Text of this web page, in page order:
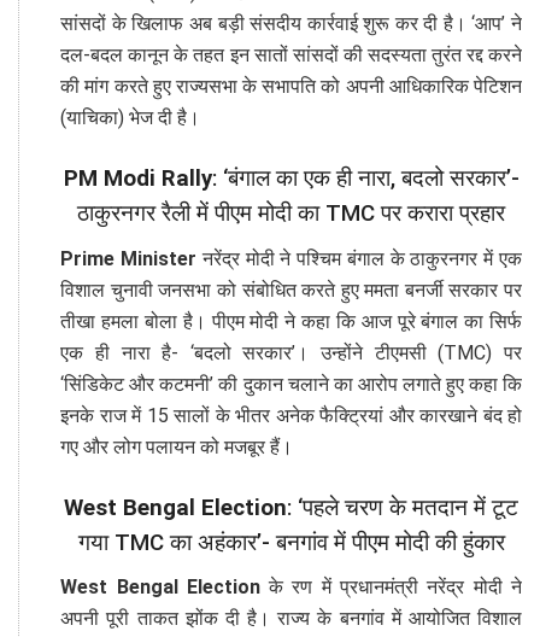
सांसदों के खिलाफ अब बड़ी संसदीय कार्रवाई शुरू कर दी है। ‘आप’ ने
दल-बदल कानून के तहत इन सातों सांसदों की सदस्यता तुरंत रद्द करने
की मांग करते हुए राज्यसभा के सभापति को अपनी आधिकारिक पेटिशन
(याचिका) भेज दी है।
PM Modi Rally: ‘बंगाल का एक ही नारा, बदलो सरकार’-
ठाकुरनगर रैली में पीएम मोदी का TMC पर करारा प्रहार
Prime Minister नरेंद्र मोदी ने पश्चिम बंगाल के ठाकुरनगर में एक
विशाल चुनावी जनसभा को संबोधित करते हुए ममता बनर्जी सरकार पर
तीखा हमला बोला है। पीएम मोदी ने कहा कि आज पूरे बंगाल का सिर्फ
एक ही नारा है- ‘बदलो सरकार’। उन्होंने टीएमसी (TMC) पर
‘सिंडिकेट और कटमनी’ की दुकान चलाने का आरोप लगाते हुए कहा कि
इनके राज में 15 सालों के भीतर अनेक फैक्ट्रियां और कारखाने बंद हो
गए और लोग पलायन को मजबूर हैं।
West Bengal Election: ‘पहले चरण के मतदान में टूट
गया TMC का अहंकार’- बनगांव में पीएम मोदी की हुंकार
West Bengal Electionके रण में प्रधानमंत्री नरेंद्र मोदी ने
अपनी पूरी ताकत झोंक दी है। राज्य के बनगांव में आयोजित विशाल